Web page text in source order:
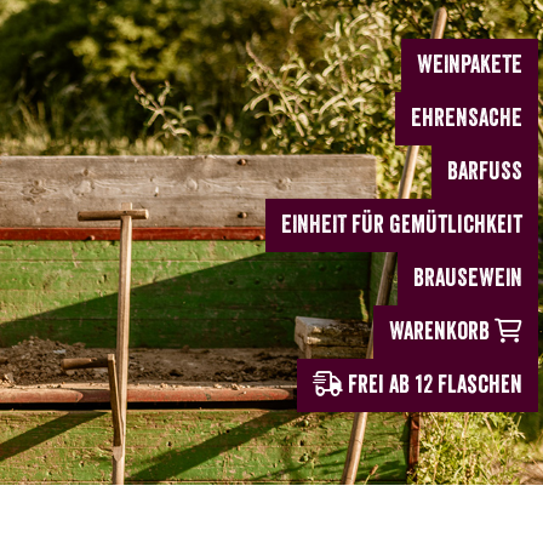
WEINPAKETE
EHRENSACHE
BARFUSS
EINHEIT für Gemütlichkeit
BRAUSEWEIN
Warenkorb
frei ab 12 Flaschen